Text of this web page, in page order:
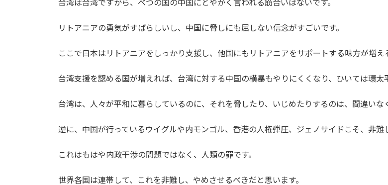
台湾は台湾ですから、べつの国の中国にとやかく言われる筋合いはないです。
リトアニアの勇気がすばらしいし、中国に脅しにも屈しない信念がすごいです。
ここで日本はリトアニアをしっかり支援し、他国にもリトアニアをサポートする味方が増え
台湾支援を認める国が増えれば、台湾に対する中国の横暴もやりにくくなり、ひいては環太
台湾は、人々が平和に暮らしているのに、それを脅したり、いじめたりするのは、間違いな
逆に、中国が行っているウイグルや内モンゴル、香港の人権弾圧、ジェノサイドこそ、非難
これはもはや内政干渉の問題ではなく、人類の罪です。
世界各国は連帯して、これを非難し、やめさせるべきだと思います。